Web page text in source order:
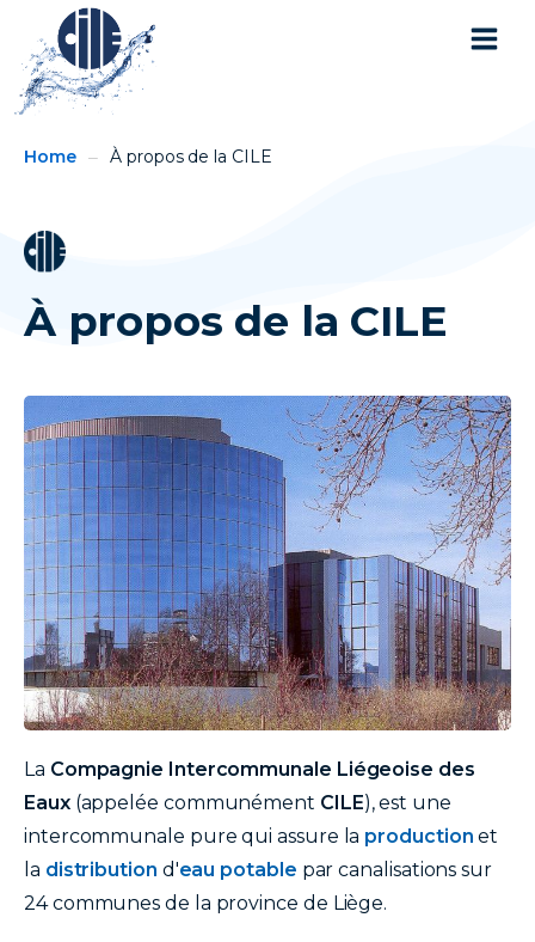
Breadcrumbs
You
Home À propos de la CILE
À propos de la CILE
texte
La Compagnie Intercommunale Liégeoise des
Eaux(appelée communément CILE), est une
intercommunale pure qui assure la production et
la distribution d'eau potable par canalisations sur
24 communes de la province de Liège.